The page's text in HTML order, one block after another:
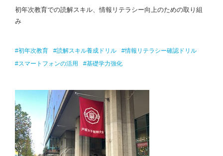
初年次教育での読解スキル、情報リテラシー向上のための取り組
み
#初年次教育 #読解スキル養成ドリル
#情報リテラシー確認ドリル
#スマートフォンの活用
#基礎学力強化